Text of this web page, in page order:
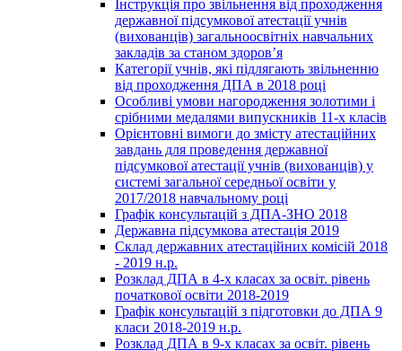
Інструкція про звільнення від проходження
державної підсумкової атестації учнів
(вихованців) загальноосвітніх навчальних
закладів за станом здоров’я
Категорії учнів, які підлягають звільненню
від проходження ДПА в 2018 році
Особливі умови нагородження золотими і
срібними медалями випускників 11-х класів
Орієнтовні вимоги до змісту атестаційних
завдань для проведення державної
підсумкової атестації учнів (вихованців) у
системі загальної середньої освіти у
2017/2018 навчальному році
Графік консультацій з ДПА-ЗНО 2018
Державна підсумкова атестація 2019
Склад державних атестаційних комісій 2018
- 2019 н.р.
Розклад ДПА в 4-х класах за освіт. рівень
початкової освіти 2018-2019
Графік консультацій з підготовки до ДПА 9
класи 2018-2019 н.р.
Розклад ДПА в 9-х класах за освіт. рівень